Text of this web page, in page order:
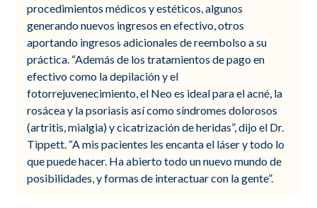
procedimientos médicos y estéticos, algunos
generando nuevos ingresos en efectivo, otros
aportando ingresos adicionales de reembolso a su
práctica. “Además de los tratamientos de pago en
efectivo como la depilación y el
fotorrejuvenecimiento, el Neo es ideal para el acné, la
rosácea y la psoriasis así como síndromes dolorosos
(artritis, mialgia) y cicatrización de heridas”, dijo el Dr.
Tippett. “A mis pacientes les encanta el láser y todo lo
que puede hacer. Ha abierto todo un nuevo mundo de
posibilidades, y formas de interactuar con la gente”.